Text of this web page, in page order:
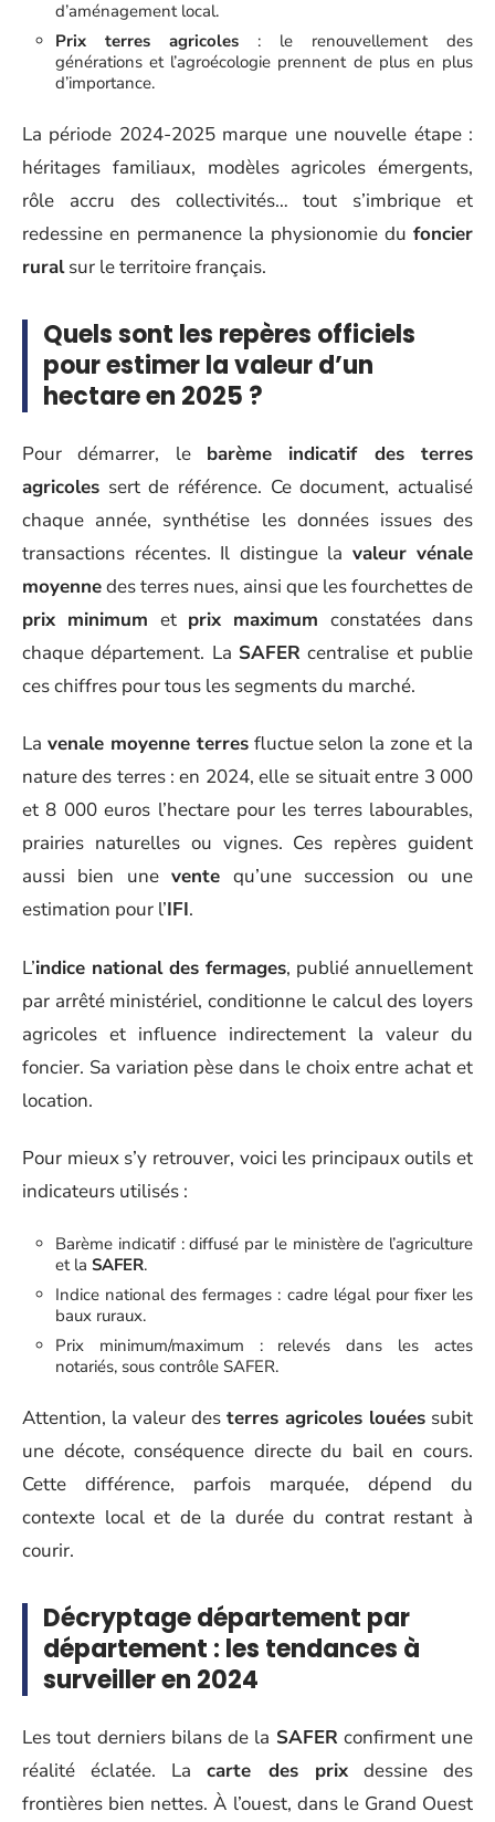
d’aménagement local.
Prix terres agricoles : le renouvellement des
générations et l’agroécologie prennent de plus en plus
d’importance.
La période 2024-2025 marque une nouvelle étape :
héritages familiaux, modèles agricoles émergents,
rôle accru des collectivités… tout s’imbrique et
redessine en permanence la physionomie du foncier
ruralsur le territoire français.
Quels sont les repères officiels
pour estimer la valeur d’un
hectare en 2025 ?
Pour démarrer, le barème indicatif des terres
agricoles sert de référence. Ce document, actualisé
chaque année, synthétise les données issues des
transactions récentes. Il distingue la valeur vénale
moyennedes terres nues, ainsi que les fourchettes de
prix minimum et prix maximum constatées dans
chaque département. La SAFER centralise et publie
ces chiffres pour tous les segments du marché.
La venale moyenne terresfluctue selon la zone et la
nature des terres : en 2024, elle se situait entre 3 000
et 8 000 euros l’hectare pour les terres labourables,
prairies naturelles ou vignes. Ces repères guident
aussi bien unevente qu’une succession ou une
estimation pour l’IFI.
L’indice national des fermages, publié annuellement
par arrêté ministériel, conditionne le calcul des loyers
agricoles et influence indirectement la valeur du
foncier. Sa variation pèse dans le choix entre achat et
location.
Pour mieux s’y retrouver, voici les principaux outils et
indicateurs utilisés :
Barème indicatif : diffusé par le ministère de l’agriculture
et la SAFER.
Indice national des fermages : cadre légal pour fixer les
baux ruraux.
Prix minimum/maximum : relevés dans les actes
notariés, sous contrôle SAFER.
Attention, la valeur des terres agricoles louées subit
une décote, conséquence directe du bail en cours.
Cette différence, parfois marquée, dépend du
contexte local et de la durée du contrat restant à
courir.
Décryptage département par
département : les tendances à
surveiller en 2024
Les tout derniers bilans de la SAFERconfirment une
réalité éclatée. Lacarte des prixdessine des
frontières bien nettes. À l’ouest, dans le Grand Ouest